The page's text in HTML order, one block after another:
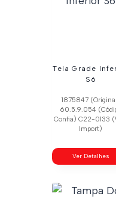
Tela Grade
S6
1875847
60.5.9.054
Confia) C22-0133
Import)
Ver Detalhes